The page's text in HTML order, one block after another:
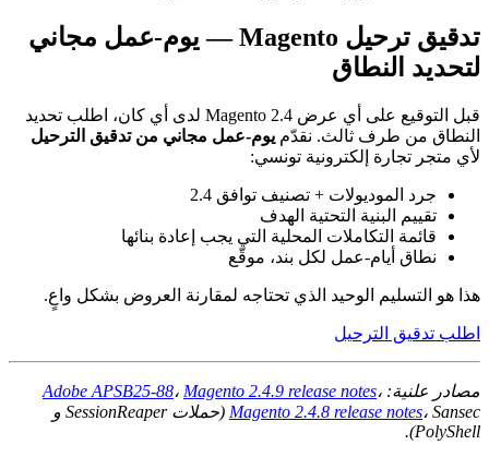
تدقيق ترحيل Magento — يوم-عمل مجاني
لتحديد النطاق
قبل التوقيع على أي عرض Magento 2.4 لدى أي كان، اطلب تحديد
النطاق من طرف ثالث. نقدّميوم-عمل مجاني من تدقيق الترحيل
لأي متجر تجارة إلكترونية تونسي:
جرد الموديولات + تصنيف توافق 2.4
تقييم البنية التحتية الهدف
قائمة التكاملات المحلية التي يجب إعادة بنائها
نطاق أيام-عمل لكل بند، موقّع
هذا هو التسليم الوحيد الذي تحتاجه لمقارنة العروض بشكل واعٍ.
اطلب تدقيق الترحيل
مصادر علنية: Adobe APSB25-88 ،Magento 2.4.9 release notes ،
Magento 2.4.8 release notes
، Sansec (حملات SessionReaper و
PolyShell).